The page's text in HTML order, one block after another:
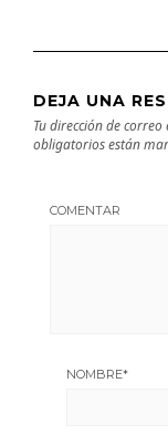
DEJA UNA
Tu dirección de
obligatorios están
COMENTAR
NOMBRE*